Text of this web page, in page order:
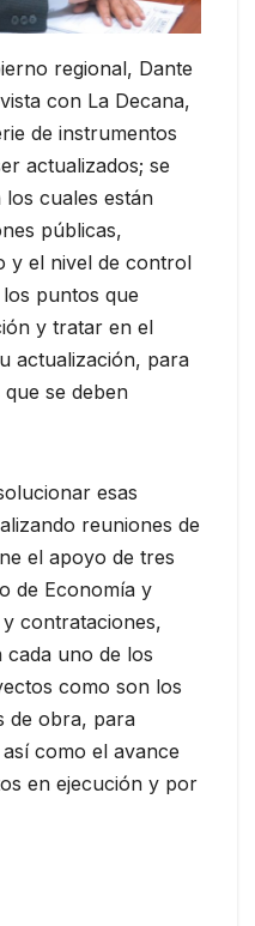
regional, Dante
con La Decana,
de instrumentos
actualizados; se
cuales están
públicas,
y el nivel de control
puntos que
y tratar en el
actualización, para
se deben
esas
reuniones de
el apoyo de tres
de Economía y
contrataciones,
cada uno de los
como son los
de obra, para
como el avance
en ejecución y por